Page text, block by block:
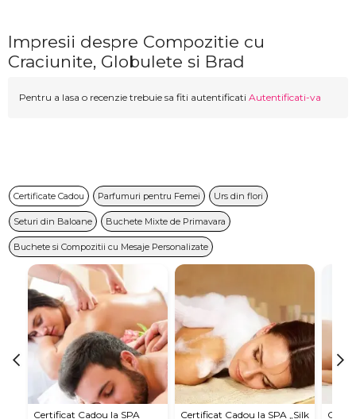
Impresii despre Compozitie cu
Craciunite, Globulete si Brad
Pentru a lasa o recenzie trebuie sa fiti autentificati Autentificati-va
Certificate Cadou Parfumuri pentru Femei Urs din flori
Seturi din Baloane Buchete Mixte de Primavara
Buchete si Compozitii cu Mesaje Personalizate
Certificat Cadou la SPA
Certificat Cadou la SPA „Silk